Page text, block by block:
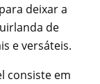
deixar a
de
e versáteis.
consiste em